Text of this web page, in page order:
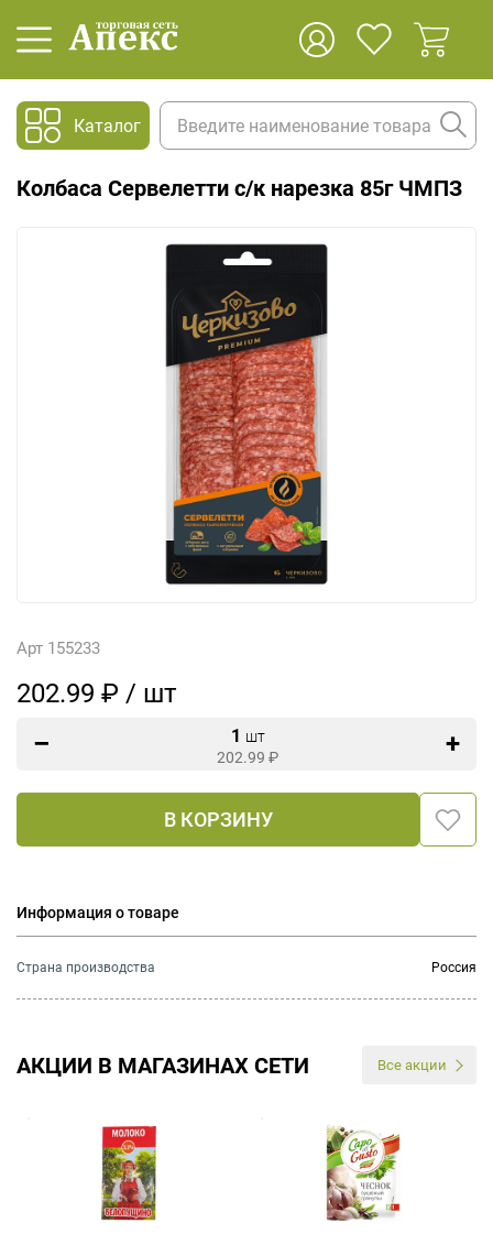
Каталог
Колбаса Сервелетти с/к нарезка 85г ЧМПЗ
Арт 155233
202.99 ₽ / шт
1 шт
202.99 ₽
В КОРЗИНУ
Информация о товаре
Страна производства Россия
АКЦИИ В МАГАЗИНАХ СЕТИ Все акции